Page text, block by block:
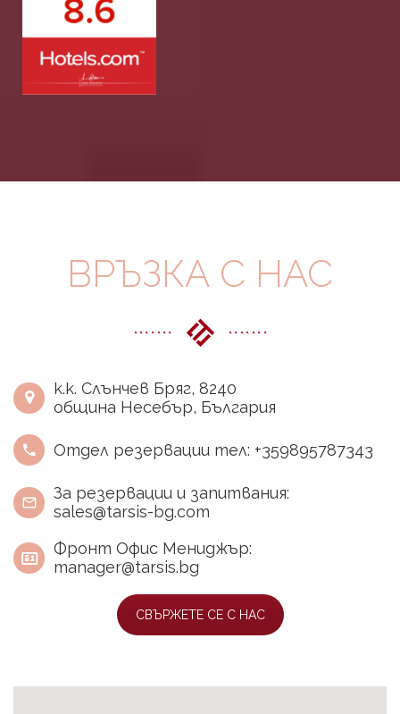
ВРЪЗКА С НАС
к.к. Слънчев Бряг, 8240
община Несебър, България
Отдел резервации тел: +359895787343
За резервации и запитвания:
sales@tarsis-bg.com
Фронт Офис Мениджър:
manager@tarsis.bg
СВЪРЖЕТЕ СЕ С НАС